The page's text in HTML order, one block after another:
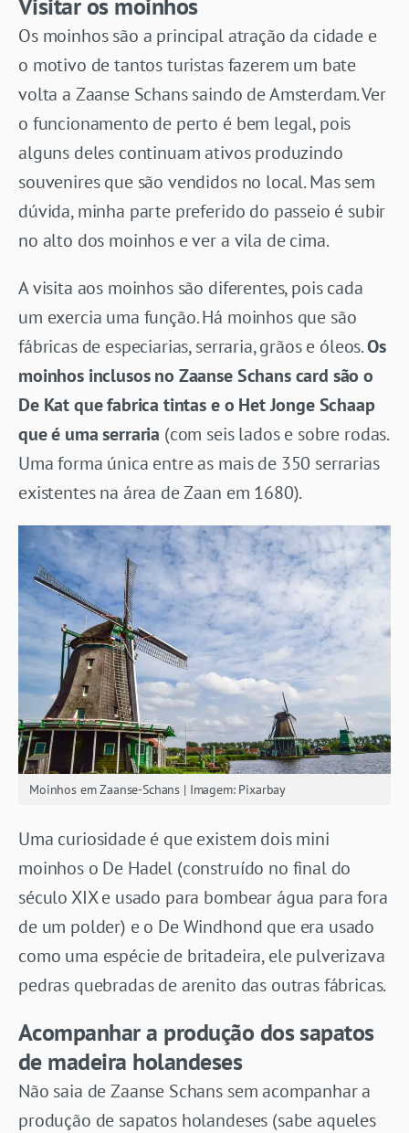
Os moinhos são a principal atração da cidade e
o motivo de tantos turistas fazerem um bate
volta a Zaanse Schans saindo de Amsterdam. Ver
o funcionamento de perto é bem legal, pois
alguns deles continuam ativos produzindo
souvenires que são vendidos no local. Mas sem
dúvida, minha parte preferido do passeio é subir
no alto dos moinhos e ver a vila de cima.
A visita aos moinhos são diferentes, pois cada
um exercia uma função. Há moinhos que são
fábricas de especiarias, serraria, grãos e óleos.Os
moinhos inclusos no Zaanse Schans card são o
De Kat que fabrica tintas e o Het Jonge Schaap
que é uma serraria (com seis lados e sobre rodas.
Uma forma única entre as mais de 350 serrarias
existentes na área de Zaan em 1680).
Moinhos em Zaanse-Schans | Imagem: Pixarbay
Uma curiosidade é que existem dois mini
moinhos o De Hadel (construído no final do
século XIX e usado para bombear água para fora
de um polder) e o De Windhond que era usado
como uma espécie de britadeira, ele pulverizava
pedras quebradas de arenito das outras fábricas.
Acompanhar a produção dos sapatos
de madeira holandeses
Não saia de Zaanse Schans sem acompanhar a
produção de sapatos holandeses (sabe aqueles